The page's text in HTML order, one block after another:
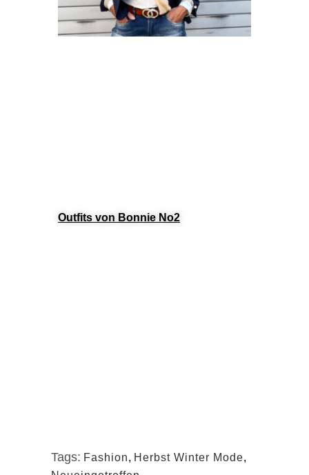
Outfits von Bonnie No2
Tags: Fashion, Herbst Winter Mode,